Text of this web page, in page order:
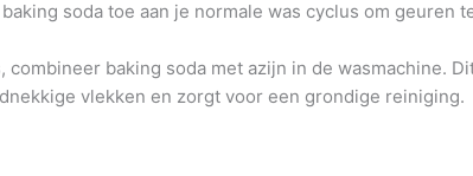
soda toe aan je normale was cyclus om geuren
combineer baking soda met azijn in de wasmachine.
vlekken en zorgt voor een grondige reiniging.